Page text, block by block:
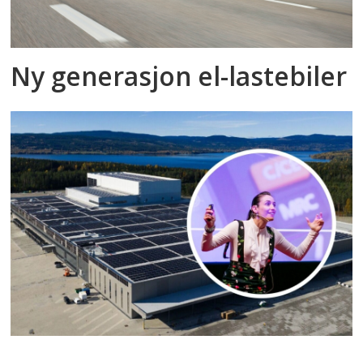
Ny generasjon el-lastebiler